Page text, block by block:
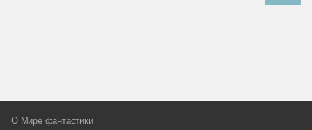
О Мире фантастики